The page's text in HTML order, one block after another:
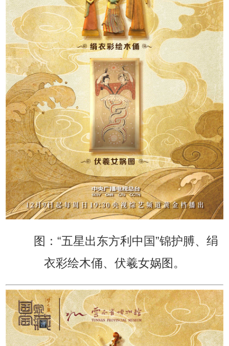
图：“五星出东方利中国”锦护膊、绢
衣彩绘木俑、伏羲女娲图。